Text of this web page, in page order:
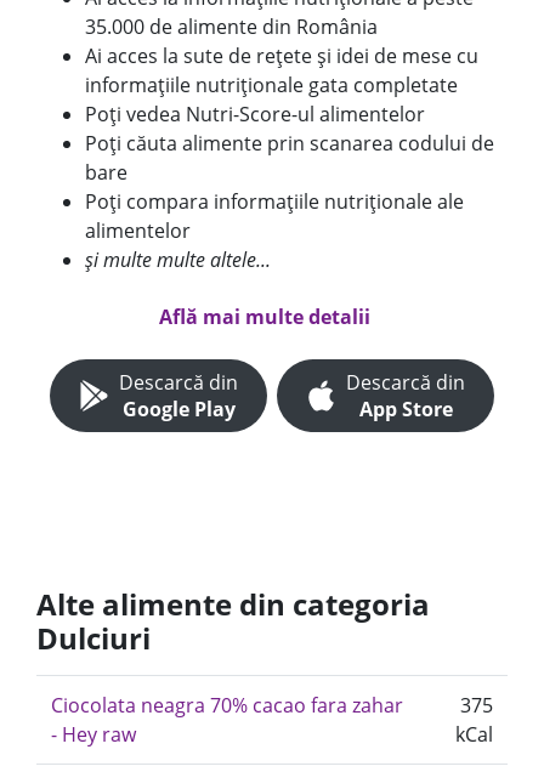
35.000 de alimente din România
Ai acces la sute de rețete și idei de mese cu
informațiile nutriționale gata completate
Poți vedea Nutri-Score-ul alimentelor
Poți căuta alimente prin scanarea codului de
bare
Poți compara informațiile nutriționale ale
alimentelor
și multe multe altele...
Află mai multe detalii
Descarcă din
Google Play
Descarcă din
App Store
Alte alimente din categoria
Dulciuri
Ciocolata neagra 70% cacao fara zahar
- Hey raw
375
kCal